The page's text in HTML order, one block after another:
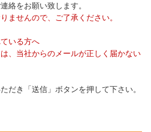
絡をお願い致します。
ませんので、ご了承ください。
いる方へ
、当社からのメールが正しく届かない
だき「送信」ボタンを押して下さい。